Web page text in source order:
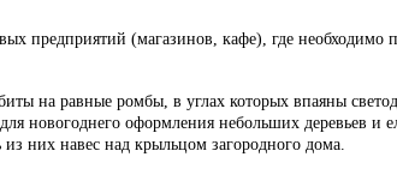
предприятий (магазинов, кафе), где
на равные ромбы, в углах которых впаяны
новогоднего оформления небольших деревьев и
них навес над крыльцом загородного дома.